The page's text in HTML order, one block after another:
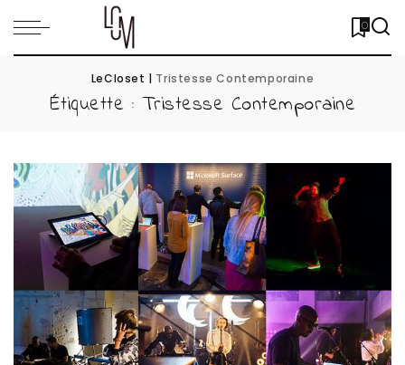
0
LeCloset | Tristesse Contemporaine
Étiquette : Tristesse Contemporaine